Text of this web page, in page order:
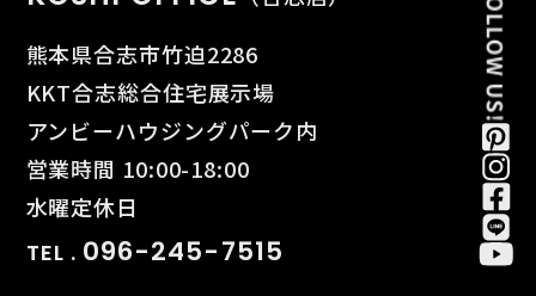
熊本県合志市竹迫2286
KKT合志総合住宅展示場
アンビーハウジングパーク内
営業時間 10:00-18:00
水曜定休日
TEL . 096-245-7515